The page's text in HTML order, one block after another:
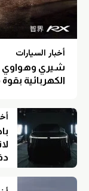
أخبار السيارات
الكهربائية بقوة 585 حصان